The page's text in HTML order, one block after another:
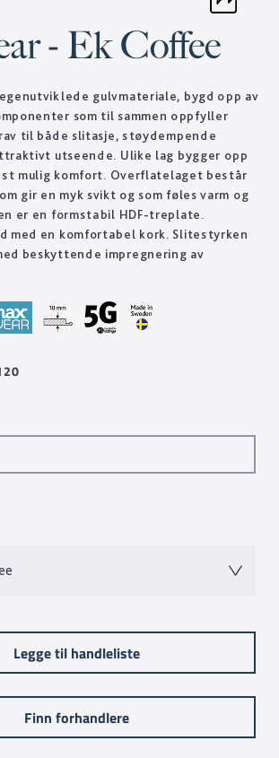
- Ek Coffee
gulvmateriale, bygd opp av
som til sammen oppfyller
til både slitasje, støydempende
utseende. Ulike lag bygger opp
mulig komfort. Overflatelaget består
gir en myk svikt og som føles varm og
er en formstabil HDF-treplate.
med en komfortabel kork. Slitestyrken
beskyttende impregnering av
Legge til handleliste
Finn forhandlere